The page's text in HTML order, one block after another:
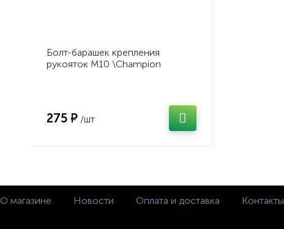
Болт-барашек крепления
рукояток М10 \Champion
275 ₽ /шт
О магазине Новости Оплата и доставка Контакты